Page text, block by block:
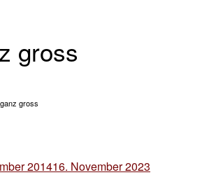
gross
gross
201416. November 2023